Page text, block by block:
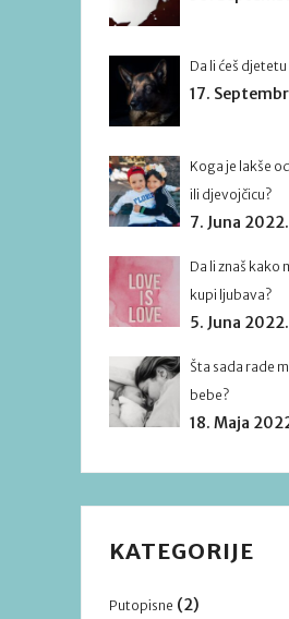
Da li ćeš
17.
Koga je lakše
ili djevojčicu?
7. Juna 2022.
Da li znaš kako
kupi ljubava?
5. Juna 2022.
Šta sada rade
bebe?
18. Maja
KATEGORIJE
Putopisne (2)